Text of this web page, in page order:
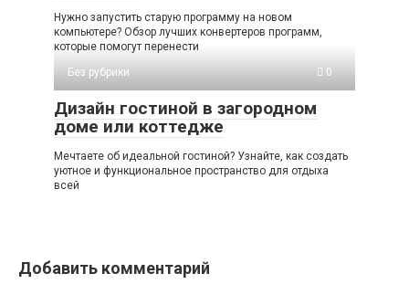
Нужно запустить старую программу на новом
компьютере? Обзор лучших конвертеров программ,
которые помогут перенести
Без рубрики
0
Дизайн гостиной в загородном
доме или коттедже
Мечтаете об идеальной гостиной? Узнайте, как создать
уютное и функциональное пространство для отдыха
всей
Добавить комментарий